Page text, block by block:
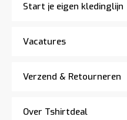
Start je eigen kledinglijn
Vacatures
Verzend & Retourneren
Over Tshirtdeal